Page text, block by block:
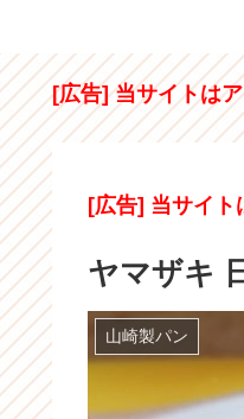
[広告] 当サイトは
[広告] 当サイト
ヤマザキ
山崎製パン